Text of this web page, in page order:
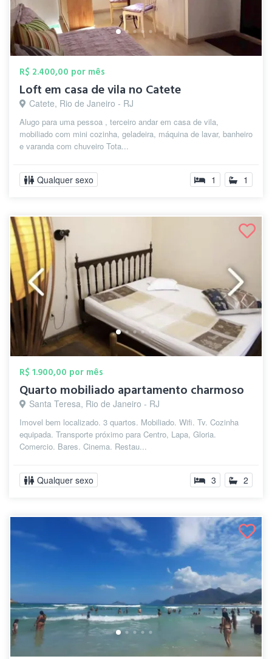
R$ 2.400,00 por mês
Loft em casa de vila no Catete
Catete, Rio de Janeiro - RJ
Alugo para uma pessoa , terceiro andar em casa de vila,
mobiliado com mini cozinha, geladeira, máquina de lavar, banheiro
e varanda com chuveiro Tota...
Qualquer sexo 1 1
R$ 1.900,00 por mês
Quarto mobiliado apartamento charmoso
Santa Teresa, Rio de Janeiro - RJ
Imovel bem localizado. 3 quartos. Mobiliado. Wifi. Tv. Cozinha
equipada. Transporte próximo para Centro, Lapa, Gloria.
Comercio. Bares. Cinema. Restau...
Qualquer sexo 3 2